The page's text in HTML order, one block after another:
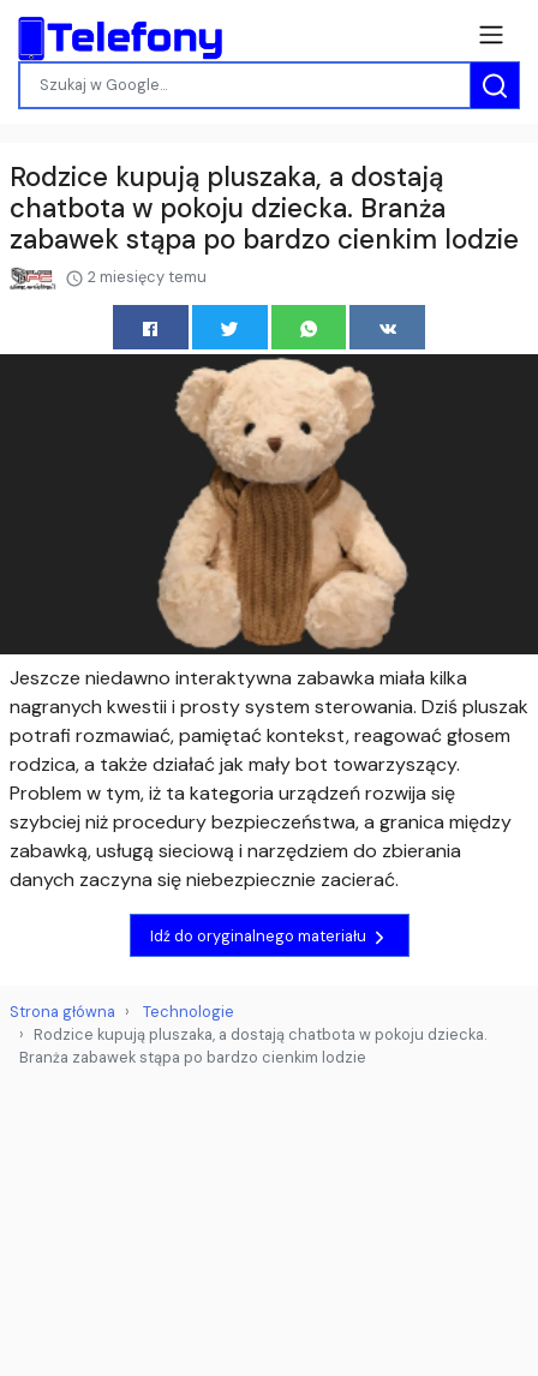
Rodzice kupują pluszaka, a dostają
chatbota w pokoju dziecka. Branża
zabawek stąpa po bardzo cienkim lodzie
2 miesięcy temu
Jeszcze niedawno interaktywna zabawka miała kilka
nagranych kwestii i prosty system sterowania. Dziś pluszak
potrafi rozmawiać, pamiętać kontekst, reagować głosem
rodzica, a także działać jak mały bot towarzyszący.
Problem w tym, iż ta kategoria urządzeń rozwija się
szybciej niż procedury bezpieczeństwa, a granica między
zabawką, usługą sieciową i narzędziem do zbierania
danych zaczyna się niebezpiecznie zacierać.
Idź do oryginalnego materiału
Strona główna
Technologie
Rodzice kupują pluszaka, a dostają chatbota w pokoju dziecka.
Branża zabawek stąpa po bardzo cienkim lodzie